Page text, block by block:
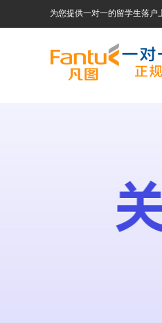
为您提供一对一的留学生落户